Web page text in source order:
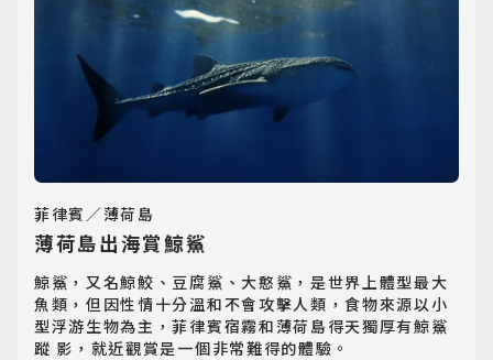
菲律賓／薄荷島
薄荷島出海賞鯨鯊
鯨鯊，又名鯨鮫、豆腐鯊、大憨鯊，是世界上體型最大
魚類，但因性情十分溫和不會攻擊人類，食物來源以小
型浮游生物為主，菲律賓宿霧和薄荷島得天獨厚有鯨鯊
蹤 影，就近觀賞是一個非常難得的體驗。